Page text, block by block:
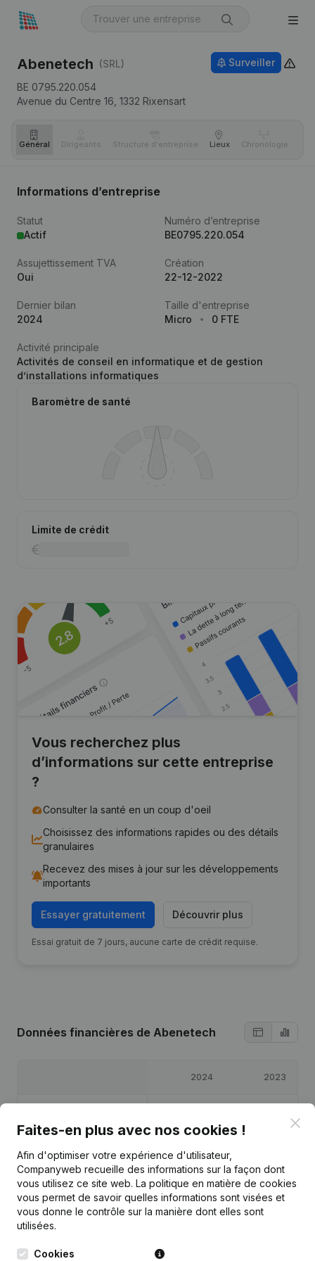
Abenetech (SRL)
BE 0795.220.054
Avenue du Centre 16, 1332 Rixensart
Surveiller
Général Dirigeants Structure d'entreprise Lieux Chronologie
Informations d’entreprise
Statut
Actif
Numéro d’entreprise
BE0795.220.054
Assujettissement TVA
Oui
Création
22-12-2022
Dernier bilan
2024
Taille d'entreprise
Micro
0 FTE
Activité principale
Activités de conseil en informatique et de gestion
d’installations informatiques
Baromètre de santé
Limite de crédit
Vous recherchez plus
d’informations sur cette entreprise
?
Consulter la santé en un coup d'oeil
Choisissez des informations rapides ou des détails
granulaires
Recevez des mises à jour sur les développements
importants
Essayer gratuitement Découvrir plus
Essai gratuit de 7 jours, aucune carte de crédit requise.
Données financières de Abenetech
2024 2023
Marge brute €26 433 € 13 650
Faites-en plus avec nos cookies !
Afin d'optimiser votre expérience d'utilisateur,
Companyweb recueille des informations sur la façon dont
vous utilisez ce site web. La politique en matière de cookies
vous permet de savoir quelles informations sont visées et
vous donne le contrôle sur la manière dont elles sont
utilisées.
Cookies